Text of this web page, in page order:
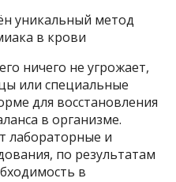
уникальный метод
в крови
ничего не угрожает,
или специальные
для восстановления
в организме.
лабораторные и
по результатам
в